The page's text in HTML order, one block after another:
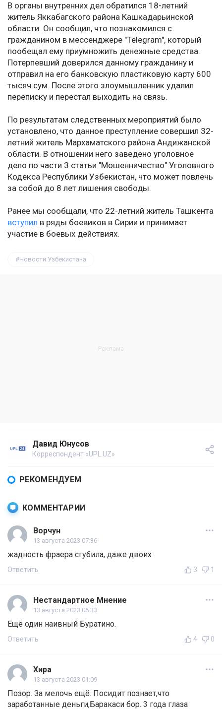
В органы внутренних дел обратился 18-летний
житель Яккабагского района Кашкадарьинской
области. Он сообщил, что познакомился с
гражданином в мессенджере "Telegram", который
пообещал ему приумножить денежные средства.
Потерпевший доверился данному гражданину и
отправил на его банковскую пластиковую карту 600
тысяч сум. После этого злоумышленник удалил
переписку и перестал выходить на связь.
По результатам следственных мероприятий было
установлено, что данное преступление совершил 32-
летний житель Мархаматского района Андижанской
области. В отношении него заведено уголовное
дело по части 3 статьи "Мошенничество" Уголовного
Кодекса Республики Узбекистан, что может повлечь
за собой до 8 лет лишения свободы.
Ранее мы сообщали, что 22-летний житель Ташкента
вступил в ряды боевиков в Сирии и принимает
участие в боевых действиях.
Новости Узбекистана
Давид Юнусов
Корреспондент «UPL.UZ»
РЕКОМЕНДУЕМ
КОММЕНТАРИИ
Ворчун
13 августа 2023 07:36
жадность фраера сгубила, даже двоих
Ответить 3 1
Нестандартное Мнение
13 августа 2023 06:33
Ещё один наивный Буратино.
Ответить 4 0
Хира
13 августа 2023 01:09
Позор. За мелочь ещё. Посидит познает,что
заработанные деньги,Баракаси бор. 3 года глаза